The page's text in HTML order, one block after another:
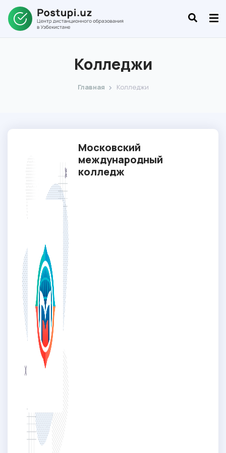
Колледжи
Главная Колледжи
Московский
международный
колледж